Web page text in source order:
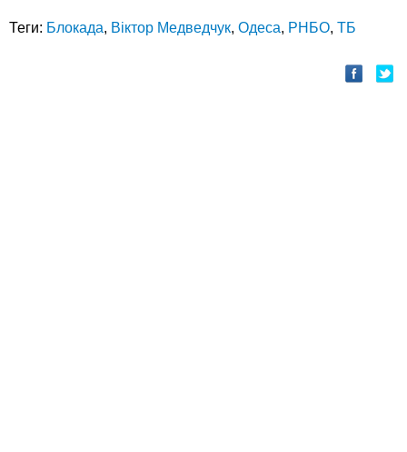
Теги: Блокада, Віктор Медведчук, Одеса, РНБО, ТБ